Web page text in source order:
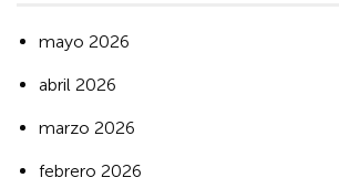
mayo 2026
abril 2026
marzo 2026
febrero 2026